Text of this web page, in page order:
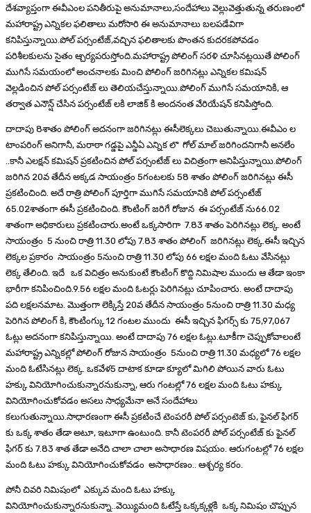
దేశవ్యాప్తంగా ఈవీఎంల పనితీరుపై అనుమానాలు,సందేహాలు వెల్లువెత్తుతున్న తరుణంలో
మహారాష్ట్ర ఎన్నికల ఫలితాలు మరోసారి ఈ అనుమానాలు బలపడేవిగా
కనిపిస్తున్నాయి.పోల్ పర్సంటేజ్,వచ్చిన ఫలితాలకు పొంతన కుదరకపోవడం
పరిశీలకులను సైతం ఆ్చర్యపరుస్తోంది.మహారాష్ట్ర పోలింగ్ సరళి చూసినట్లయితే పోలింగ్
ముగిసే సమయంలో అంచనాలకు మించి పోలింగ్ జరిగినట్లు ఎన్నికల కమిషన్
వెల్లడించిన పోల్ పర్సంటేజ్ లు తెలియచేస్తున్నాయి.పోలింగ్ ముగిసే సమయానికి, ఆ
తర్వాత ఎనౌన్ష్ చేసిన పర్సంటేజ్ లకి లాజిక్ కి అందనంత వేరియేషన్ కనిపిస్తోంది.
దాదాపు 8శాతం పోలింగ్ అదనంగా జరిగినట్లు ఈసీలెక్కలు చెబుతున్నాయి.ఈవీఎం ల
టాంపరింగ్ అనిగానీ, మరాఠా గడ్డపై ఎన్డీఏ ఎన్నిక లొ గోల్ మాల్ జరిగిందనిగానీ అనలేం
..కానీ ఎలక్షన్ కమిషన్ ప్రకటించిన పోల్ పర్సంటేజ్ లు విచిత్రంగా అనిపిస్తున్నాయి.పోలింగ్
జరిగిన 20వ తేదీన అక్కడ సాయంత్రం 5గంటలకు 58 శాతం పోలింగ్ జరిగినట్లు ఈసీ
ప్రకటించింది. అదే రాత్రి పోలింగ్ పూర్తిగా ముగిసే సమయానికి పోల్ పర్సంటేజ్
65.02శాతంగా ఈసీ ప్రకటించింది. కౌంటింగ్ జరిగే రోజున ఈ పర్సంటేజ్ ను66.02
శాతంగా అధికారులు ప్రకటించారు.అంటే ఒక్కసారిగా 7.83 శాతం పెరిగినట్లు లెక్క. అంటే
సాయంత్రం 5 నుంచి రాత్రి 11.30 లోపు 7.83 శాతం పోలింగ్ జరిగినట్లు లెక్క.ఈసీ ఇచ్చిన
లెక్కల ప్రకారం సాయంత్రం 5నుంచి రాత్రి 11.30 లోపు 66 లక్షల మంది ఓటు వేసినట్లు
లెక్క తేలింది. ఇదే ఒక విచిత్రం అనుకుంటే కౌంటింగ్ కొద్ది నిమిషాల ముందు ఆ తేడా ఇంకా
భారీగా కనిపించింది.9.56 లక్షల మంది ఓటర్లు పెరిగినట్లు చూపించారు. అంటే దాదాపు
పది లక్షలనమాట. మొత్తంగా లెక్కిస్తే 20వ తేదీన సాయంత్రం 5నుంచి రాత్రి 11.30 మధ్య
పెరిగిన పోలింగ్ కి, కౌంటింగ్కు 12 గంటల ముందు ఈసీ ఇచ్చిన ఫిగర్స్ కు 75,97,067
ఓట్లు అదనంగా కనిపిస్తున్నాయి. అంటే దాదాపు 76 లక్షల ఓట్లు.టూకీగా చెప్పుకోవాలంటే
మహారాష్ట్ర ఎన్నికల్లో పోలింగ్ రోజున సాయంత్రం 5నుంచి రాత్రి 11.30 మధ్యలో 76 లక్షల
మంది ఓటేసినట్లు లెక్క. ఒకవేళ5 దాటాక కూడా క్యూలో మిగిలి పోయిన వారు ఓటు
హక్కు వినియోగించుకున్నారనుకున్నా, ఆరు గంటల్లో 76 లక్షల మంది ఓటు హక్కు
వినియోగించుకోవడం అసలు సాధ్యమేనా అనే సందేహాలు
కలుగుతున్నాయి.సాధారణంగా ఈసీ ప్రకటించే టెంపరరీ పోల్ పర్సంటెజ్ కు, ఫైనల్ ఫిగర్
కు ఒక్క శాతం తేడా అటూ, ఇటూగా ఉంటుంది. కానీ టెంపరరీ పోల్ పర్సంటేజ్ కు ఫైనల్
ఫిగర్ కు 7.83 శాత తేడా అనేది చాలా చాలా అసాధారణ విషయం. ఆరుగంటల్లో 76 లక్షల
మంది ఓటు హక్కు వినియోగించుకోవడం అసాధారణం.. ఆశ్చర్య కరం.
పోనీ చివరి నిమిషంలో ఎక్కువ మంది ఓటు హక్కు
వినియోగించుకున్నారనుకున్నా..వెయ్యిమంది ఓటేస్తే ఒక్కక్కళ్లకి ఒక్క నిమిషం చొప్పున